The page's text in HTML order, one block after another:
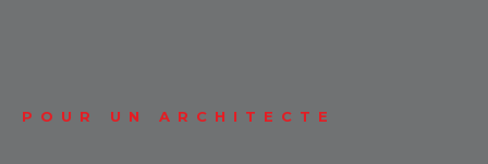
POUR UN ARCHITECTE